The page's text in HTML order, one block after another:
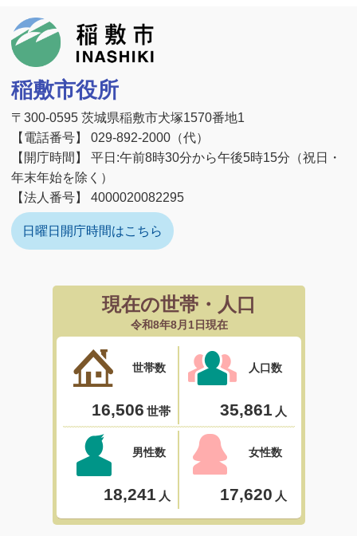
稲敷市役所
〒300-0595 茨城県稲敷市犬塚1570番地1
【電話番号】 029-892-2000（代）
【開庁時間】 平日:午前8時30分から午後5時15分（祝日・
年末年始を除く）
【法人番号】 4000020082295
日曜日開庁時間はこちら